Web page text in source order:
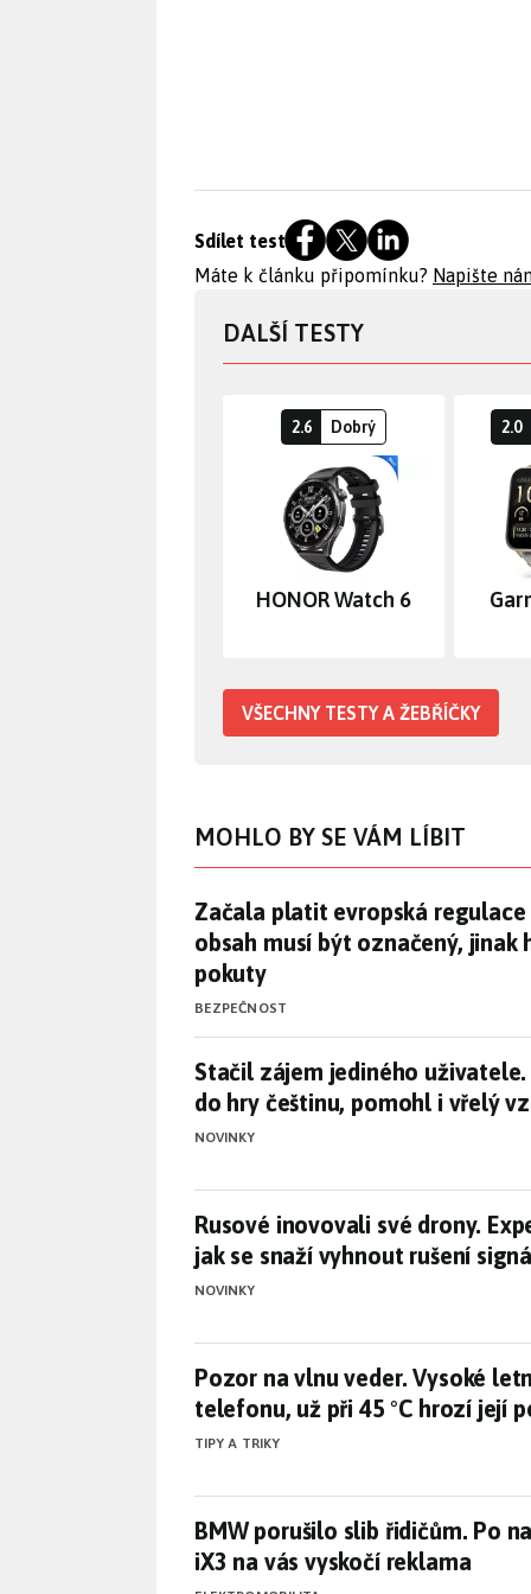
Sdílet test
Máte k článku připomínku? Napište
DALŠÍ TESTY
2.6 Dobrý
HONOR Watch 6
2.0
VŠECHNY TESTY A ŽEBŘÍČKY
MOHLO BY SE VÁM LÍBIT
Začala platit evropská
Začala platit evropská
obsah musí být označený, jinak
pokuty
BEZPEČNOST
Stačil zájem jediného
Stačil zájem jediného
do hry češtinu, pomohl i vřelý
NOVINKY
Rusové inovovali své drony.
Rusové inovovali své drony.
jak se snaží vyhnout rušení
NOVINKY
Pozor na vlnu veder. Vysoké
Pozor na vlnu veder. Vysoké
telefonu, už při 45 °C hrozí její
TIPY A TRIKY
BMW porušilo slib řidičům. Po
BMW porušilo slib řidičům. Po
iX3 na vás vyskočí reklama